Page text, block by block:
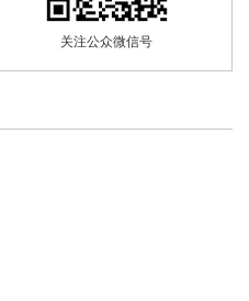
拔之度自期自励，以“扎根
办刊方向，注重学术积淀、
成果，发稿兼及马克思主
历史学、政治学、法学、
第二、第三届
月刊》被中国期刊协会评
首批资助期刊。
关注公众微信号